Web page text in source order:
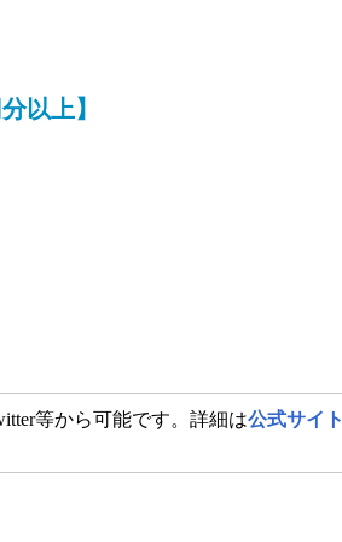
以上】
等から可能です。詳細は公式サイト